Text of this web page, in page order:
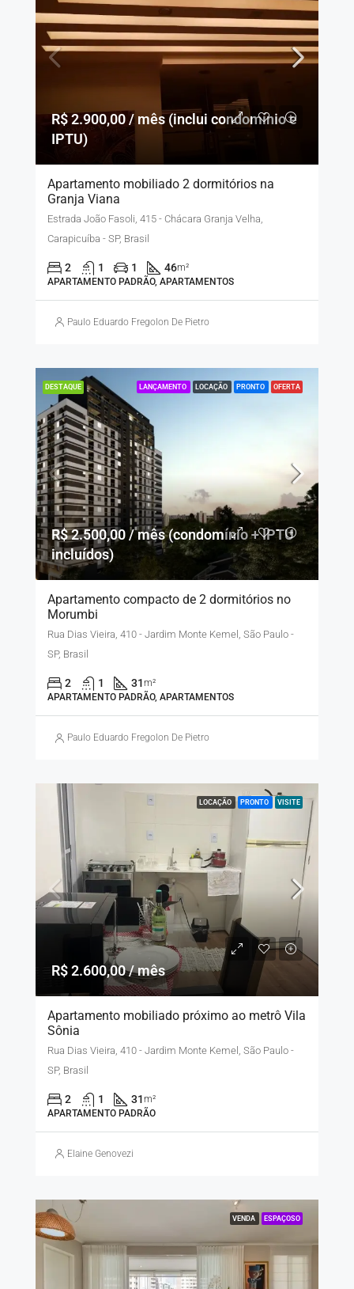
R$ 2.900,00 / mês (inclui condomínio e
IPTU)
Apartamento mobiliado 2 dormitórios na
Granja Viana
Estrada João Fasoli, 415 - Chácara Granja Velha,
Carapicuíba - SP, Brasil
2 1 1 46m²
APARTAMENTO PADRÃO, APARTAMENTOS
Paulo Eduardo Fregolon De Pietro
DESTAQUE LANÇAMENTO LOCAÇÃO PRONTO OFERTA
R$ 2.500,00 / mês (condomínio + IPTU
incluídos)
Apartamento compacto de 2 dormitórios no
Morumbi
Rua Dias Vieira, 410 - Jardim Monte Kemel, São Paulo -
SP, Brasil
2 1 31m²
APARTAMENTO PADRÃO, APARTAMENTOS
Paulo Eduardo Fregolon De Pietro
LOCAÇÃO PRONTO VISITE
R$ 2.600,00 / mês
Apartamento mobiliado próximo ao metrô Vila
Sônia
Rua Dias Vieira, 410 - Jardim Monte Kemel, São Paulo -
SP, Brasil
2 1 31m²
APARTAMENTO PADRÃO
Elaine Genovezi
VENDA ESPAÇOSO